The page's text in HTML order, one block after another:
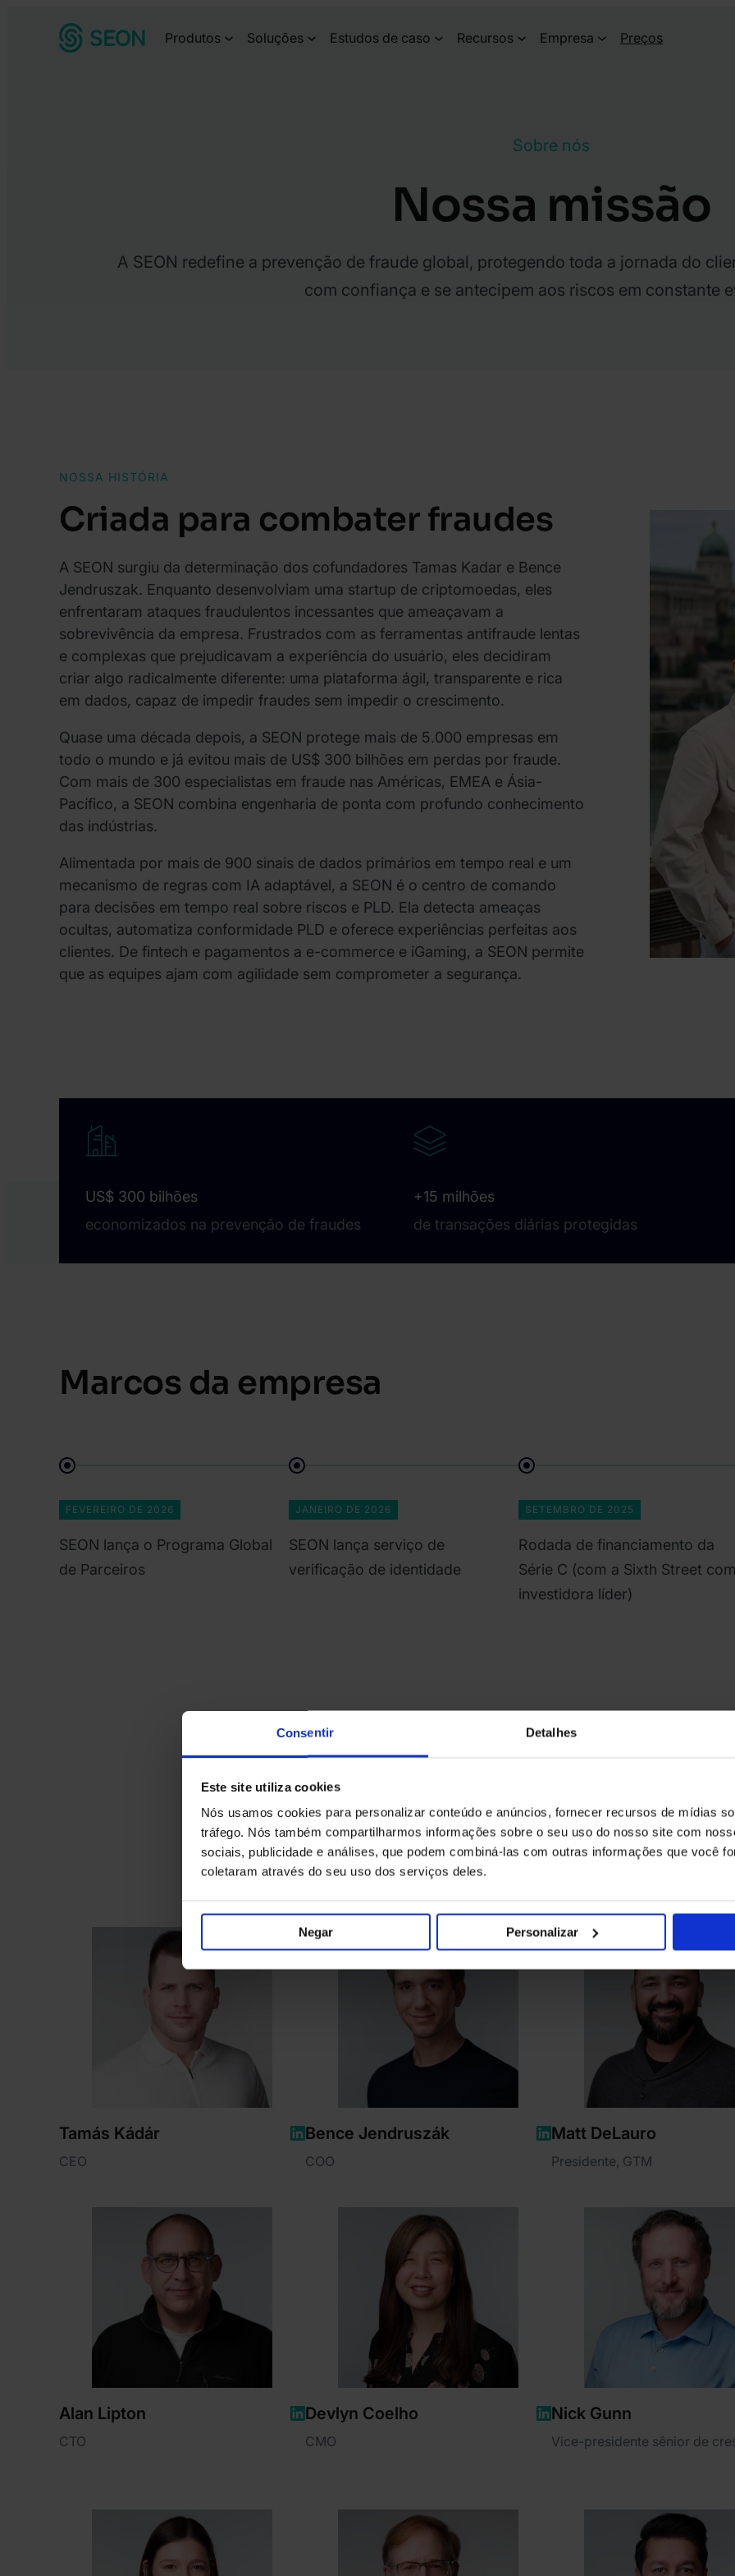
Consentir Detalhes
Este site utiliza cookies
Nós usamos cookies para personalizar conteúdo e anúncios, fornecer recursos de mídias
tráfego. Nós também compartilharmos informações sobre o seu uso do nosso site com
sociais, publicidade e análises, que podem combiná-las com outras informações que você
coletaram através do seu uso dos serviços deles.
Negar Personalizar
Produtos Soluções Estudos de caso Recursos Empresa Preços
Sobre nós
Nossa missão
A SEON redefine a prevenção de fraude global, protegendo toda a jornada do
com confiança e se antecipem aos riscos em constante
NOSSA HISTÓRIA
Criada para combater fraudes
A SEON surgiu da determinação dos cofundadores Tamas Kadar e Bence
Jendruszak. Enquanto desenvolviam uma startup de criptomoedas, eles
enfrentaram ataques fraudulentos incessantes que ameaçavam a
sobrevivência da empresa. Frustrados com as ferramentas antifraude lentas
e complexas que prejudicavam a experiência do usuário, eles decidiram
criar algo radicalmente diferente: uma plataforma ágil, transparente e rica
em dados, capaz de impedir fraudes sem impedir o crescimento.
Quase uma década depois, a SEON protege mais de 5.000 empresas em
todo o mundo e já evitou mais de US$ 300 bilhões em perdas por fraude.
Com mais de 300 especialistas em fraude nas Américas, EMEA e Ásia-
Pacífico, a SEON combina engenharia de ponta com profundo conhecimento
das indústrias.
Alimentada por mais de 900 sinais de dados primários em tempo real e um
mecanismo de regras com IA adaptável, a SEON é o centro de comando
para decisões em tempo real sobre riscos e PLD. Ela detecta ameaças
ocultas, automatiza conformidade PLD e oferece experiências perfeitas aos
clientes. De fintech e pagamentos a e-commerce e iGaming, a SEON permite
que as equipes ajam com agilidade sem comprometer a segurança.
US$ 300 bilhões
economizados na prevenção de fraudes
+15 milhões
de transações diárias protegidas
Marcos da empresa
FEVEREIRO DE 2026
SEON lança o Programa Global
de Parceiros
JANEIRO DE 2026
SEON lança serviço de
verificação de identidade
SETEMBRO DE 2025
Rodada de financiamento da
Série C (com a Sixth Street
investidora líder)
Conheça nossa
Tamás Kádár
CEO
Bence Jendruszák
COO
Matt DeLauro
Presidente, GTM
Alan Lipton
CTO
Devlyn Coelho
CMO
Nick Gunn
Vice-presidente sênior de